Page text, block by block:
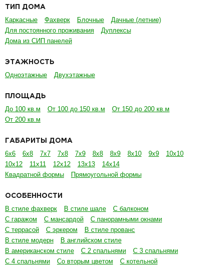
ТИП ДОМА
Каркасные Фахверк Блочные
Дачные (летние)
Для постоянного проживания
Дуплексы
Дома из СИП панелей
ЭТАЖНОСТЬ
Одноэтажные Двухэтажные
ПЛОЩАДЬ
До 100 кв.м От 100 до 150 кв.м
От 150 до 200 кв.м
От 200 кв.м
ГАБАРИТЫ ДОМА
6х6 6х8 7х7 7х8 7х9 8х8 8х9 8х10 9х9
10х10
10х12
11х11 12х12 13х13
14х14
Квадратной формы
Прямоугольной формы
ОСОБЕННОСТИ
В стиле фахверк В стиле шале
С балконом
С гаражом
С мансардой
С панорамными окнами
С террасой
С эркером
В стиле прованс
В стиле модерн
В английском стиле
В американском стиле
С 2 спальнями
С 3 спальнями
С 4 спальнями
Со вторым цветом
С котельной